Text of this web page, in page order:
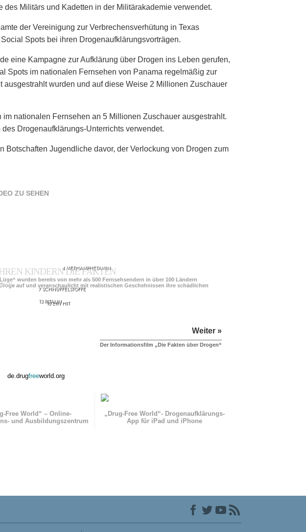
des Militärs und Kadetten in der Militärakademie verwendet.
der Vereinigung zur Verbrechensverhütung in Texas
Spots bei ihren Drogenaufklärungsvorträgen.
eine Kampagne zur Aufklärung über Drogen ins Leben gerufen,
Spots im nationalen Fernsehen von Panama regelmäßig zur
ausgestrahlt wurden und auf diese Weise 2 Millionen Zuschauer
nationalen Fernsehen an 5 Millionen Zuschauer ausgestrahlt.
Drogenaufklärungs-Unterrichts verwendet.
Botschaften Jugendliche davor, der Verlockung von Drogen zum
ZU SEHEN
4 METHAMPHETAMIN
7 SCHNÜFFELSTOFFE
10 EIN HIT
13 RITALIN
KINDERN DIE FAKTEN
de.drugfreeworld.org
wurden bereits von mehr als 500 Fernsehsendern in über 100 Ländern
auf und veranschaulicht mit realistischen Geschehnissen ihre schädlichen
Weiter »
Der Informationsfilm „Die Fakten über Drogen“
Free World“ – Online-
und Ausbildungszentrum
„Drug-Free World“- Drogenaufklärungs-
App für iPad und iPhone